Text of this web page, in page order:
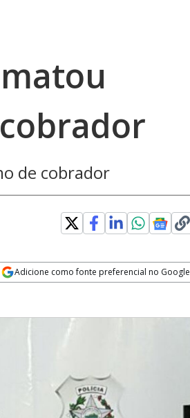
de cobrador
Adicione como fonte preferencial no Google